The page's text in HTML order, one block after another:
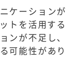
ケーションが
トを活用する
ンが不足し、
可能性があり